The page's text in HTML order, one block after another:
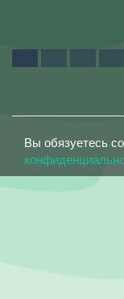
Вы обязуетесь